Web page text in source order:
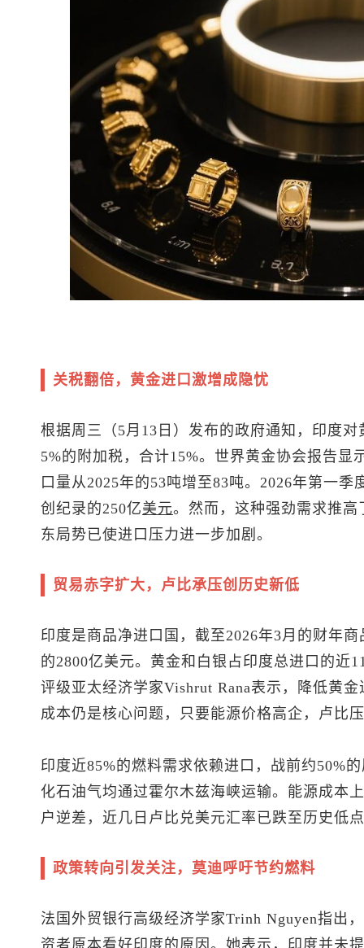
关税翻倍，黄金进口激增成隐忧
根据周三（5月13日）发布的政府通知，印度
5%的附加税，合计15%。世界黄金协会报告显
口量从2025年的53吨增至83吨。2026年第一
创纪录的250亿美元。然而，这种强劲需求推
东局势已使进口压力进一步加剧。
贸易赤字扩大，卢比承压创历史新低
印度是商品净进口国，截至2026年3月的财年
的2800亿美元。黄金和白银占印度总进口的近
评级亚太经济学家Vishrut Rana表示，降低黄
成本仍是核心问题，只要能源价格高企，卢比
印度近85%的燃料需求依赖进口，战前约50%
化石油气均通过霍尔木兹海峡运输。能源成本
户逆差，近几日卢比兑美元汇率已跌至历史低
政策转向引发关注，莫迪呼吁节约燃料
法国外贸银行高级经济学家Trinh Nguyen指
资者原本看好印度的原因。她表示，印度并未